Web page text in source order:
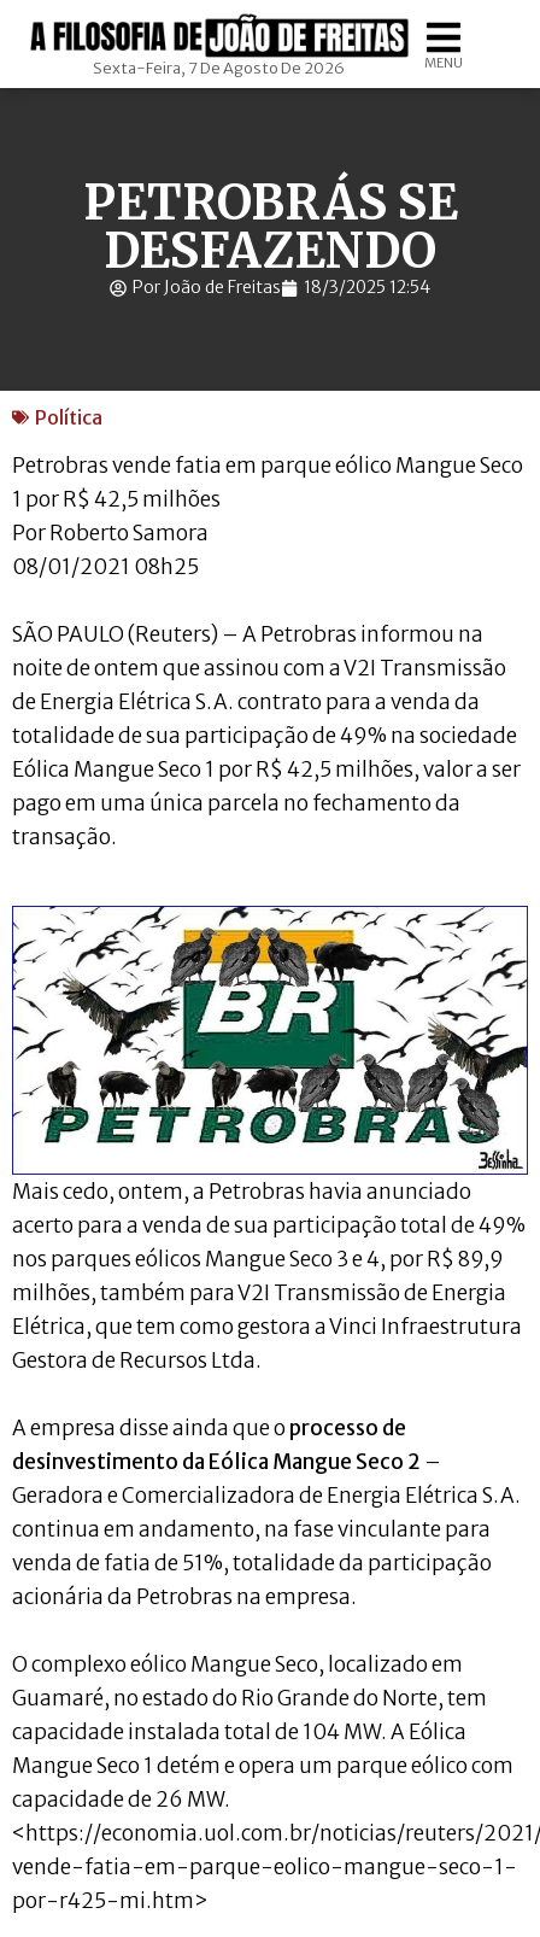
Sexta-Feira, 7 De Agosto De 2026 MENU
PETROBRÁS SE
DESFAZENDO
Por João de Freitas 18/3/2025 12:54
Política
Petrobras vende fatia em parque eólico Mangue Seco
1 por R$ 42,5 milhões
Por Roberto Samora
08/01/2021 08h25
SÃO PAULO (Reuters) – A Petrobras informou na
noite de ontem que assinou com a V2I Transmissão
de Energia Elétrica S.A. contrato para a venda da
totalidade de sua participação de 49% na sociedade
Eólica Mangue Seco 1 por R$ 42,5 milhões, valor a ser
pago em uma única parcela no fechamento da
transação.
Mais cedo, ontem, a Petrobras havia anunciado
acerto para a venda de sua participação total de 49%
nos parques eólicos Mangue Seco 3 e 4, por R$ 89,9
milhões, também para V2I Transmissão de Energia
Elétrica, que tem como gestora a Vinci Infraestrutura
Gestora de Recursos Ltda.
A empresa disse ainda que o processo de
desinvestimento da Eólica Mangue Seco 2 –
Geradora e Comercializadora de Energia Elétrica S.A.
continua em andamento, na fase vinculante para
venda de fatia de 51%, totalidade da participação
acionária da Petrobras na empresa.
O complexo eólico Mangue Seco, localizado em
Guamaré, no estado do Rio Grande do Norte, tem
capacidade instalada total de 104 MW. A Eólica
Mangue Seco 1 detém e opera um parque eólico com
capacidade de 26 MW.
<https://economia.uol.com.br/noticias/reuters/
vende-fatia-em-parque-eolico-mangue-seco-1-
por-r425-mi.htm>